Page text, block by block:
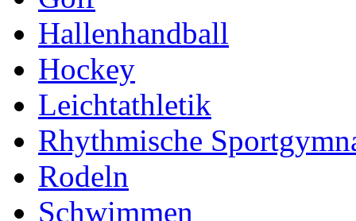
Hallenhandball
Hockey
Leichtathletik
Rhythmische
Rodeln
Schwimmen